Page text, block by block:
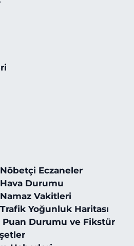
Eczaneler
Durumu
Vakitleri
Yoğunluk Haritası
Puan Durumu ve Fikstür